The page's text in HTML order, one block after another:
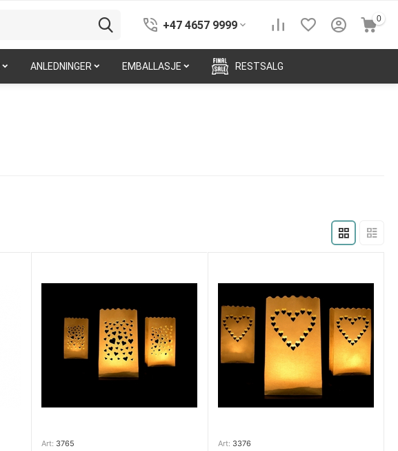
+47 4657 9999 0
ANLEDNINGER EMBALLASJE RESTSALG
Art: 3765 Art: 3376